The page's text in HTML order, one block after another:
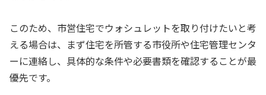
このため、市営住宅でウォシュレットを取り付けたいと考
える場合は、まず住宅を所管する市役所や住宅管理センタ
ーに連絡し、具体的な条件や必要書類を確認することが最
優先です。